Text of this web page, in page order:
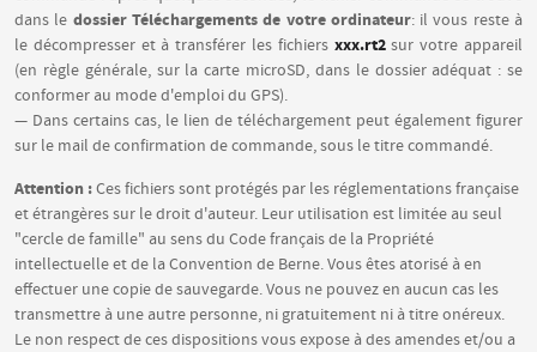
dans le dossier Téléchargements de votre ordinateur: il vous reste à
le décompresser et à transférer les fichiers xxx.rt2sur votre appareil
(en règle générale, sur la carte microSD, dans le dossier adéquat : se
conformer au mode d'emploi du GPS).
— Dans certains cas, le lien de téléchargement peut également figurer
sur le mail de confirmation de commande, sous le titre commandé.
Attention :Ces fichiers sont protégés par les réglementations française
et étrangères sur le droit d'auteur. Leur utilisation est limitée au seul
"cercle de famille" au sens du Code français de la Propriété
intellectuelle et de la Convention de Berne. Vous êtes atorisé à en
effectuer une copie de sauvegarde. Vous ne pouvez en aucun cas les
transmettre à une autre personne, ni gratuitement ni à titre onéreux.
Le non respect de ces dispositions vous expose à des amendes et/ou a